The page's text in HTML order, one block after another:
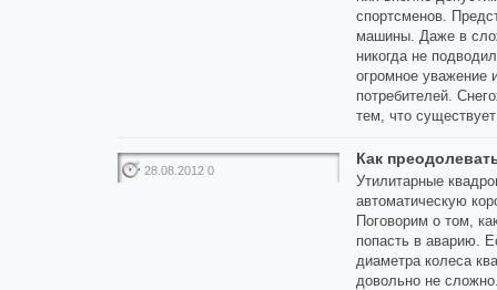
спортсменов.
машины. Даже в
никогда не
огромное уважение
потребителей.
тем, что
28.08.2012 0
Как
Утилитарные
автоматическую
Поговорим о том,
попасть в аварию.
диаметра колеса
довольно не